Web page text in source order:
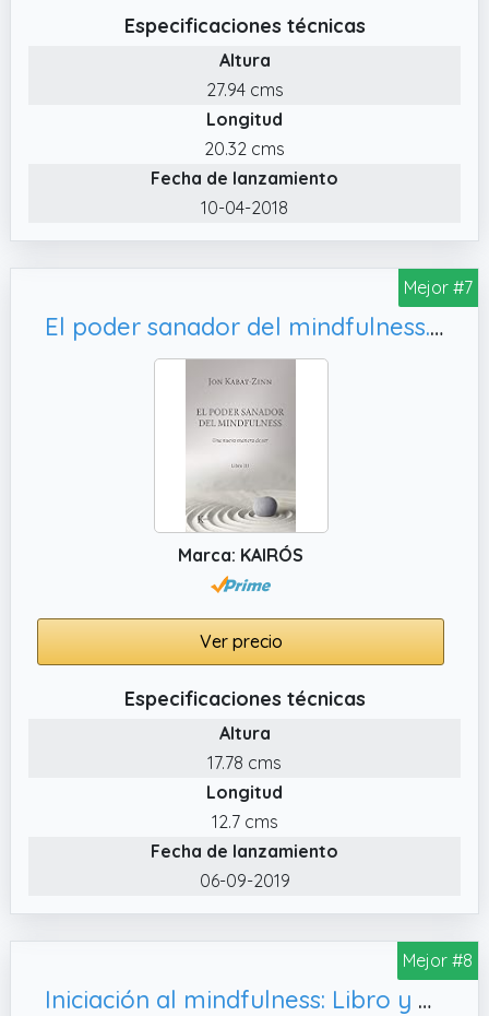
Especificaciones técnicas
Altura
27.94 cms
Longitud
20.32 cms
Fecha de lanzamiento
10-04-2018
Mejor #7
El poder sanador del mindfulness.: Una nueva manera de ser. Libro III (Psicología)
Marca: KAIRÓS
Ver precio
Especificaciones técnicas
Altura
17.78 cms
Longitud
12.7 cms
Fecha de lanzamiento
06-09-2019
Mejor #8
Iniciación al mindfulness: Libro y CD con meditaciones guiadas (Sabiduría perenne)